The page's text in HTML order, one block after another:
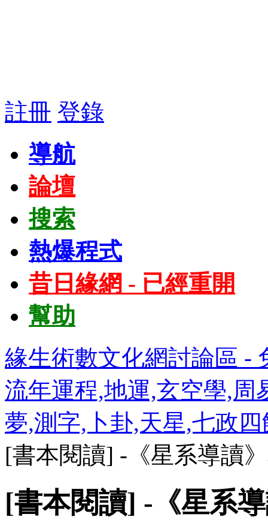
註冊 登錄
導航
論壇
搜索
熱爆程式
昔日緣網 - 已經重開
幫助
緣生術數文化網討論區 -
流年運程,地運,玄空學,周
夢,測字,卜卦,天星,七政
[書本閱讀] -《星系導讀
[書本閱讀] -《星系